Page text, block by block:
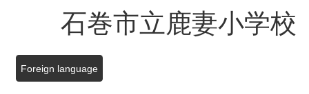
石巻市立鹿妻小学校
Foreign language